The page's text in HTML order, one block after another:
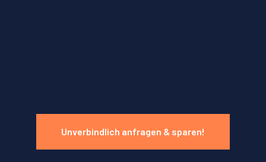
Unverbindlich anfragen & sparen!